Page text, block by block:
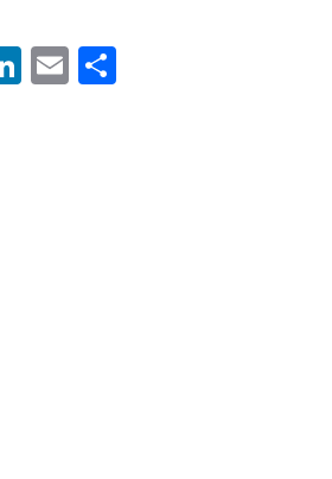
LinkedIn
Email